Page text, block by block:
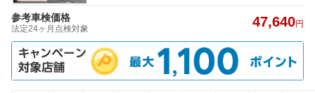
参考車検価格
法定24ヶ月点検対象 47,640円